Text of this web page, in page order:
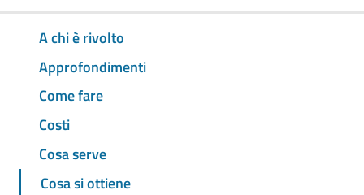
A chi è rivolto
Approfondimenti
Come fare
Costi
Cosa serve
Cosa si ottiene